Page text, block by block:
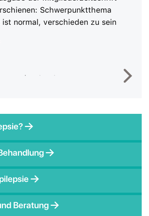
Schwerpunktthema
ist normal, verschieden zu sein
Beratung